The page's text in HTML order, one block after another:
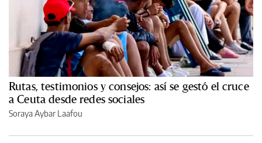
Rutas, testimonios y consejos: así se gestó el cruce
a Ceuta desde redes sociales
Soraya Aybar Laafou